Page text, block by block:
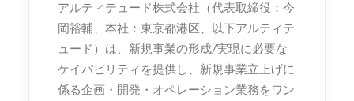
アルティテュード株式会社（代表取締役：今
岡裕輔、本社：東京都港区、以下アルティテ
ュード）は、新規事業の形成/実現に必要な
ケイパビリティを提供し、新規事業立上げに
係る企画・開発・オペレーション業務をワン